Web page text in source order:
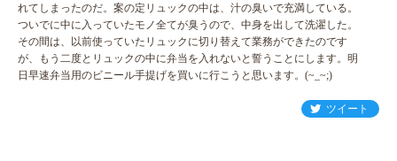
れてしまったのだ。案の定リュックの中は、汁の臭いで充満している。
ついでに中に入っていたモノ全てが臭うので、中身を出して洗濯した。
その間は、以前使っていたリュックに切り替えて業務ができたのです
が、もう二度とリュックの中に弁当を入れないと誓うことにします。明
日早速弁当用のビニール手提げを買いに行こうと思います。(~_~;)
ツイート